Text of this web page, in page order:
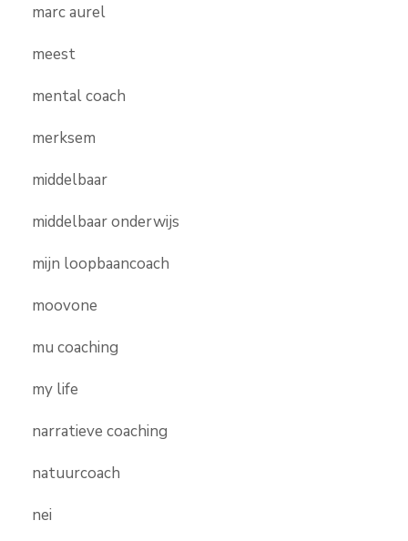
marc aurel
meest
mental coach
merksem
middelbaar
middelbaar onderwijs
mijn loopbaancoach
moovone
mu coaching
my life
narratieve coaching
natuurcoach
nei